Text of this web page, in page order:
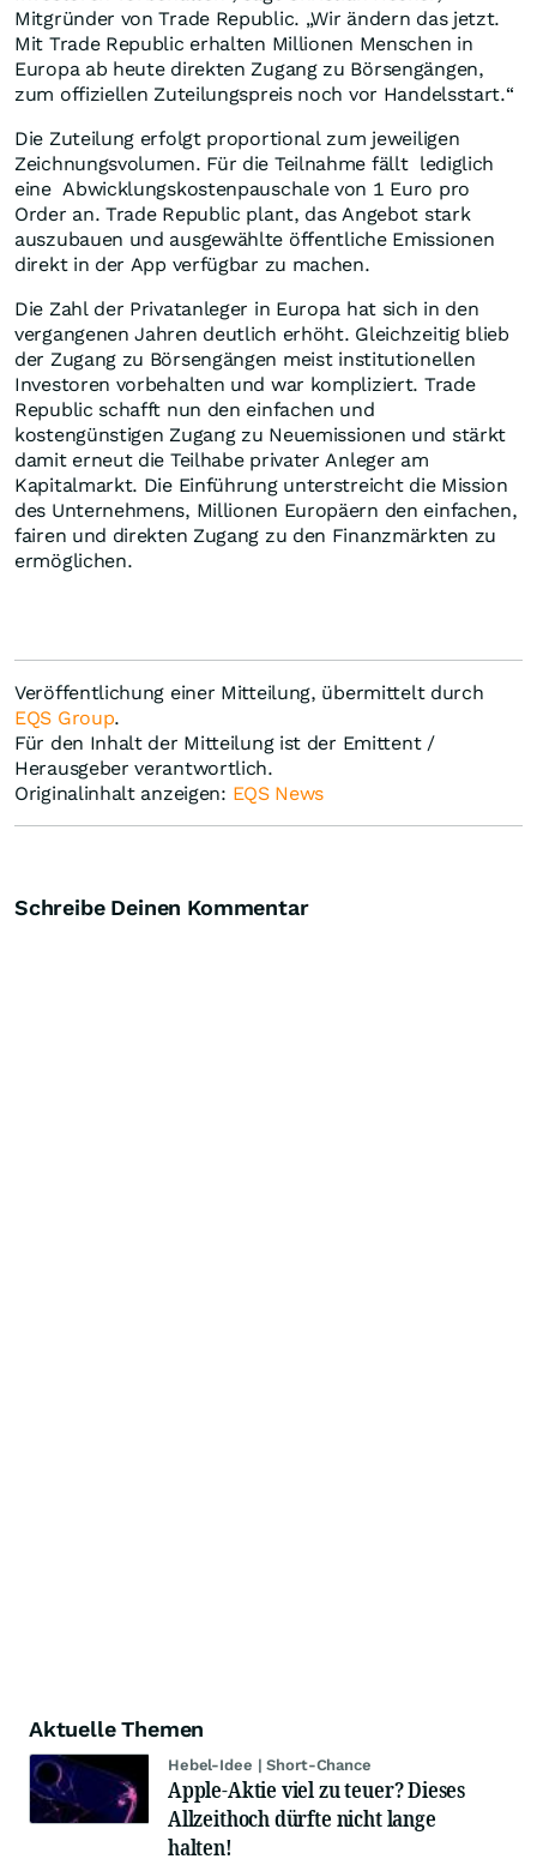
Mitgründer von Trade Republic. „Wir ändern das jetzt.
Mit Trade Republic erhalten Millionen Menschen in
Europa ab heute direkten Zugang zu Börsengängen,
zum offiziellen Zuteilungspreis noch vor Handelsstart.“
Die Zuteilung erfolgt proportional zum jeweiligen
Zeichnungsvolumen. Für die Teilnahme fällt lediglich
eine Abwicklungskostenpauschale von 1 Euro pro
Order an. Trade Republic plant, das Angebot stark
auszubauen und ausgewählte öffentliche Emissionen
direkt in der App verfügbar zu machen.
Die Zahl der Privatanleger in Europa hat sich in den
vergangenen Jahren deutlich erhöht. Gleichzeitig blieb
der Zugang zu Börsengängen meist institutionellen
Investoren vorbehalten und war kompliziert. Trade
Republic schafft nun den einfachen und
kostengünstigen Zugang zu Neuemissionen und stärkt
damit erneut die Teilhabe privater Anleger am
Kapitalmarkt. Die Einführung unterstreicht die Mission
des Unternehmens, Millionen Europäern den einfachen,
fairen und direkten Zugang zu den Finanzmärkten zu
ermöglichen.
Veröffentlichung einer Mitteilung, übermittelt durch
EQS Group.
Für den Inhalt der Mitteilung ist der Emittent /
Herausgeber verantwortlich.
Originalinhalt anzeigen: EQS News
Schreibe Deinen Kommentar
Aktuelle Themen
Hebel-Idee | Short-Chance
Apple-Aktie viel zu teuer? Dieses
Allzeithoch dürfte nicht lange
halten!